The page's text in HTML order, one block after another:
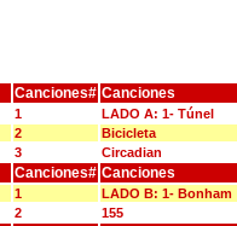
Canciones# Canciones
1
LADO A: 1- Túnel
2
Bicicleta
3 Circadian
Canciones# Canciones
1
LADO B: 1- Bonham
2 155